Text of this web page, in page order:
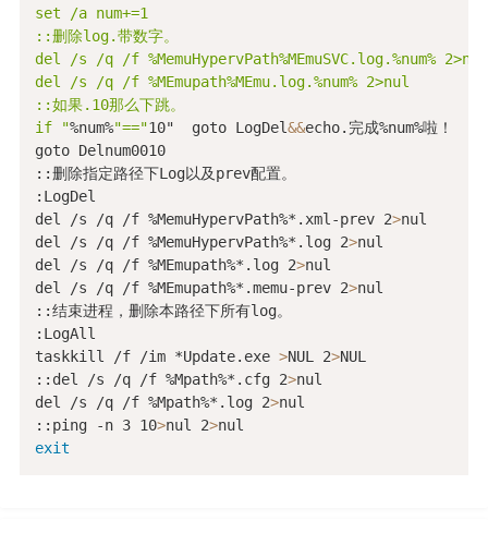
set /a num+=1
::删除log.带数字。
del /s /q /f %MemuHypervPath%MEmuSVC.log.%num% 2>nul
del /s /q /f %MEmupath%MEmu.log.%num% 2>nul
::如果.10那么下跳。
if "%num%"=="10"  goto LogDel&&echo.完成%num%啦！
goto Delnum0010
::删除指定路径下Log以及prev配置。
:LogDel
del /s /q /f %MemuHypervPath%*.xml-prev 2>nul
del /s /q /f %MemuHypervPath%*.log 2>nul
del /s /q /f %MEmupath%*.log 2>nul
del /s /q /f %MEmupath%*.memu-prev 2>nul
::结束进程，删除本路径下所有log。
:LogAll
taskkill /f /im *Update.exe >NUL 2>NUL
::del /s /q /f %Mpath%*.cfg 2>nul
del /s /q /f %Mpath%*.log 2>nul
::ping -n 3 10>nul 2>
exit